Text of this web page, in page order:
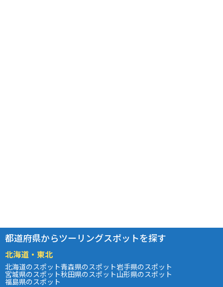
都道府県からツーリングスポットを探す
北海道・東北
北海道のスポット青森県のスポット岩手県のスポット
宮城県のスポット秋田県のスポット山形県のスポット
福島県のスポット